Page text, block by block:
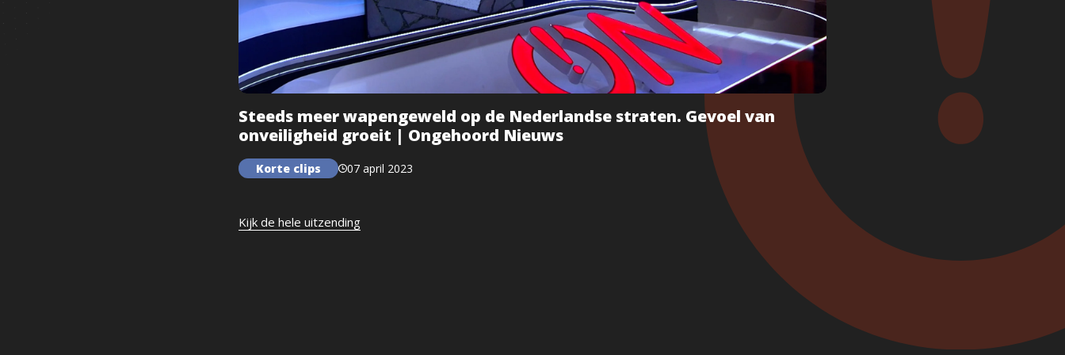
Steeds meer wapengeweld op de Nederlandse straten. Gevoel van
onveiligheid groeit | Ongehoord Nieuws
Korte clips 07 april 2023
Kijk de hele uitzending